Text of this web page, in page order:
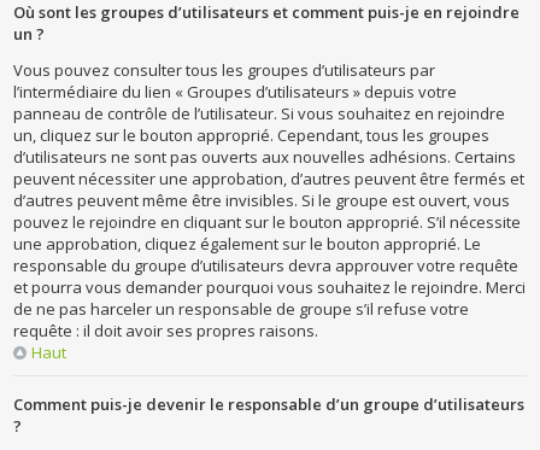
Où sont les groupes d’utilisateurs et comment puis-je en rejoindre
un ?
Vous pouvez consulter tous les groupes d’utilisateurs par
l’intermédiaire du lien « Groupes d’utilisateurs » depuis votre
panneau de contrôle de l’utilisateur. Si vous souhaitez en rejoindre
un, cliquez sur le bouton approprié. Cependant, tous les groupes
d’utilisateurs ne sont pas ouverts aux nouvelles adhésions. Certains
peuvent nécessiter une approbation, d’autres peuvent être fermés et
d’autres peuvent même être invisibles. Si le groupe est ouvert, vous
pouvez le rejoindre en cliquant sur le bouton approprié. S’il nécessite
une approbation, cliquez également sur le bouton approprié. Le
responsable du groupe d’utilisateurs devra approuver votre requête
et pourra vous demander pourquoi vous souhaitez le rejoindre. Merci
de ne pas harceler un responsable de groupe s’il refuse votre
requête : il doit avoir ses propres raisons.
Haut
Comment puis-je devenir le responsable d’un groupe d’utilisateurs
?